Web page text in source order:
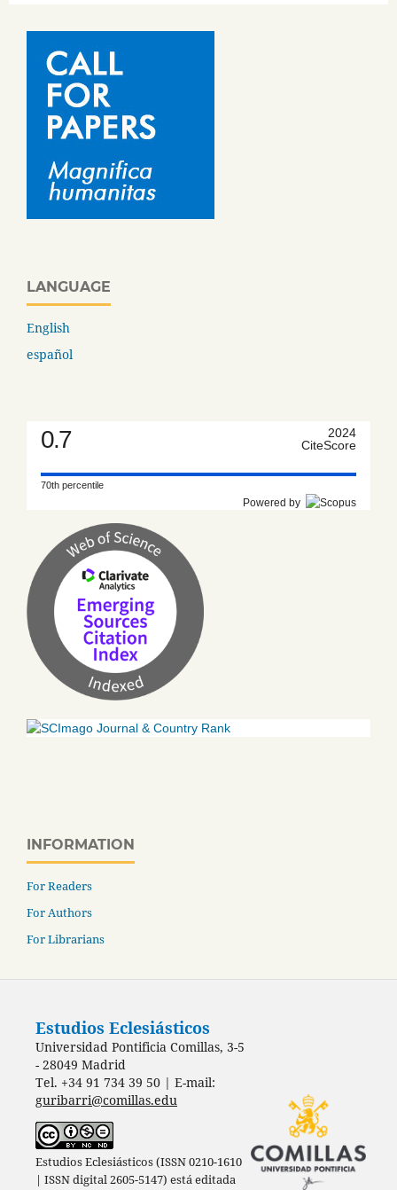
LANGUAGE
English
español
0.7
2024
CiteScore
70th percentile
Powered by
INFORMATION
For Readers
For Authors
For Librarians
Estudios Eclesiásticos
Universidad Pontificia Comillas, 3-5
- 28049 Madrid
Tel. +34 91 734 39 50 | E-mail:
guribarri@comillas.edu
Estudios Eclesiásticos (ISSN 0210-1610
| ISSN digital 2605-5147) está editada